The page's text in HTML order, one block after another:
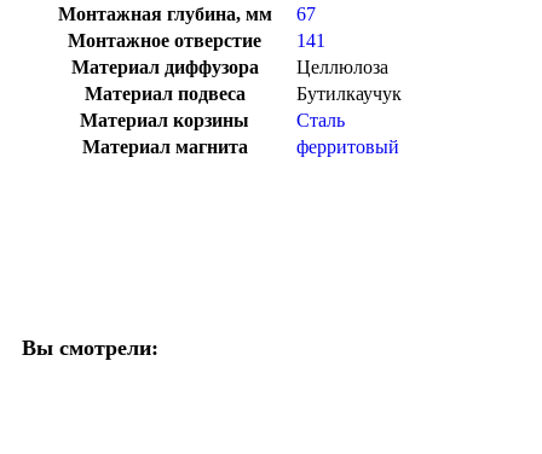
Монтажная глубина, мм
67
Монтажное отверстие
141
Материал диффузора
Целлюлоза
Материал подвеса
Бутилкаучук
Материал корзины
Сталь
Материал магнита
ферритовый
Вы смотрели: